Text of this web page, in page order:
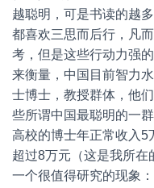
越聪明，可是书读的越
都喜欢三思而后行，凡
考，但是这些行动力
来衡量，中国目前智力
士博士，教授群体，他
些所谓中国最聪明的一
高校的博士年正常收入5
超过8万元（这是我所
一个很值得研究的现象